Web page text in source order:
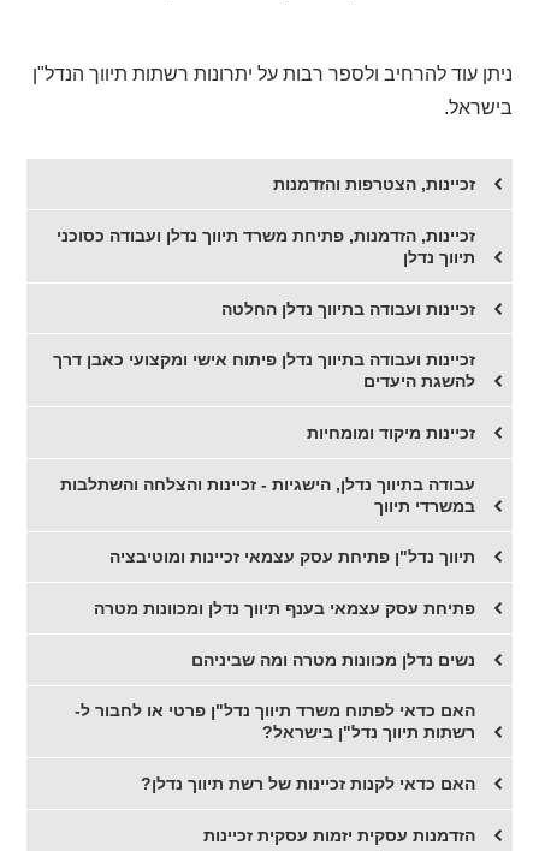
ניתן עוד להרחיב ולספר רבות על יתרונות רשתות תיווך הנדל"ן
בישראל.
זכיינות, הצטרפות והזדמנות
זכיינות, הזדמנות, פתיחת משרד תיווך נדלן ועבודה כסוכני
תיווך נדלן
זכיינות ועבודה בתיווך נדלן החלטה
זכיינות ועבודה בתיווך נדלן פיתוח אישי ומקצועי כאבן דרך
להשגת היעדים
זכיינות מיקוד ומומחיות
עבודה בתיווך נדלן, הישגיות - זכיינות והצלחה והשתלבות
במשרדי תיווך
תיווך נדל"ן פתיחת עסק עצמאי זכיינות ומוטיבציה
פתיחת עסק עצמאי בענף תיווך נדלן ומכוונות מטרה
נשים נדלן מכוונות מטרה ומה שביניהם
האם כדאי לפתוח משרד תיווך נדל"ן פרטי או לחבור ל-
רשתות תיווך נדל"ן בישראל?
האם כדאי לקנות זכיינות של רשת תיווך נדלן?
הזדמנות עסקית יזמות עסקית זכיינות